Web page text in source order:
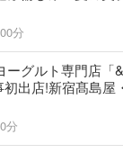
分
ーグルト専門店「&
出店!新宿髙島屋
間限定オープン
分